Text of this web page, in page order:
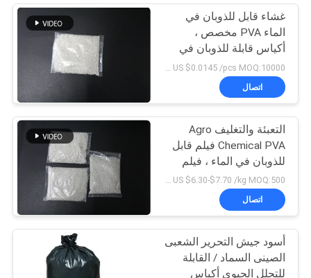
أخبار
اطلب
اقتباس
خريطة
الموقع
PRIVACY
POLICY
فيلم قابل للذوبان في
الماء للتطريز
15
PVA حقيبة قابلة
للذوبان في الماء
34
غشاء قابل للذوبان في
الماء PVA مخصص ،
أكياس قابلة للذوبان في
الماء ذات مسحوق صلب
اتصال
التعبئة والتغليف Agro
Chemical PVA فيلم قابل
للذوبان في الماء ، فيلم
بلاستيك قابل للذوبان في
الماء
US $6.30-$7.70 /kg MOQ:500 كغ
اتصال
أسود جيش التحرير الشعبى
الصينى السماد / القابلة
للتحلل الحيوي أكياس